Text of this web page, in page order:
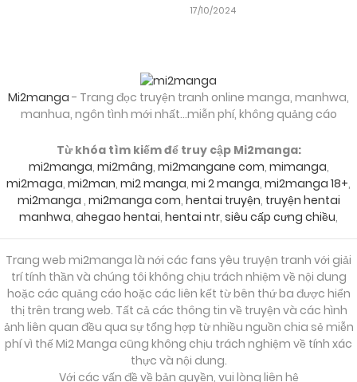
25/09/2024
Chapter 26 25/09/2024
Chapter 24 25/09/2024
25/09/2024
17/10/2024
Mi2manga - Trang đọc truyện tranh online manga, manhwa,
manhua, ngôn tình mới nhất...miễn phí, không quảng cáo
Từ khóa tìm kiếm để truy cập Mi2manga:
mi2manga, mi2mâng, mi2mangane com, mimanga,
mi2maga, mi2man, mi2 manga, mi 2 manga, mi2manga 18+,
mi2manga , mi2manga com, hentai truyện, truyện hentai
manhwa, ahegao hentai, hentai ntr, siêu cấp cưng chiều,
Trang web mi2manga là nới các fans yêu truyện tranh với giải
trí tính thần và chúng tôi không chịu trách nhiệm về nội dung
hoặc các quảng cáo hoặc các liên kết từ bên thứ ba được hiển
thị trên trang web. Tất cả các thông tin về truyện và các hình
ảnh liên quan đều qua sự tổng hợp từ nhiều nguồn chia sẻ miễn
phí vì thế Mi2 Manga cũng không chịu trách nghiệm về tính xác
thực và nội dung.
Với các vấn đề về bản quyền, vui lòng liên hệ